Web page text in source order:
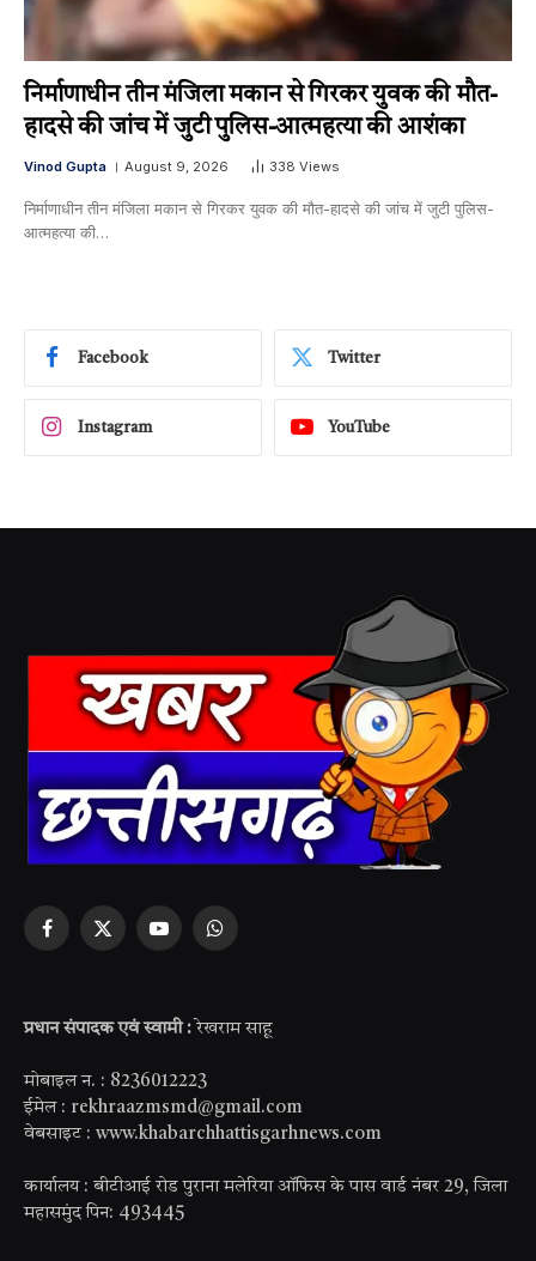
निर्माणाधीन तीन मंजिला मकान से गिरकर युवक की मौत-
हादसे की जांच में जुटी पुलिस-आत्महत्या की आशंका
Vinod Gupta August 9, 2026 338 Views
निर्माणाधीन तीन मंजिला मकान से गिरकर युवक की मौत-हादसे की जांच में जुटी पुलिस-
आत्महत्या की…
Facebook Twitter
Instagram YouTube
Facebook
X
YouTubeWhatsApp
प्रधान संपादक एवं स्वामी : रेखराम साहू
मोबाइल न. : 8236012223
ईमेल : rekhraazmsmd@gmail.com
वेबसाइट : www.khabarchhattisgarhnews.com
कार्यालय : बीटीआई रोड पुराना मलेरिया ऑफिस के पास वार्ड नंबर 29, जिला
महासमुंद पिन: 493445